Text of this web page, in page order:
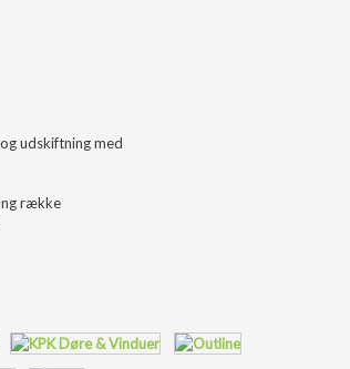
udskiftning med
række